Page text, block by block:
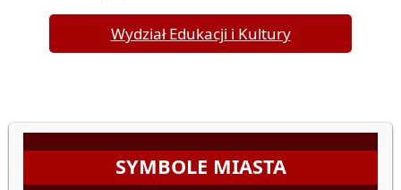
Wydział Edukacji i Kultury
SYMBOLE MIASTA